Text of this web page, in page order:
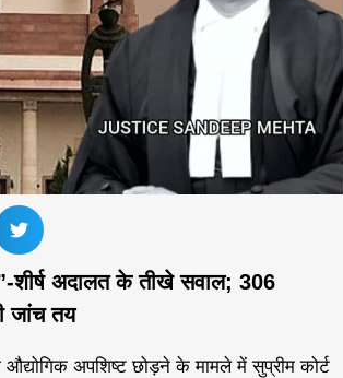
शीर्ष अदालत के तीखे सवाल; 306
जांच तय
अपशिष्ट छोड़ने के मामले में सुप्रीम कोर्ट